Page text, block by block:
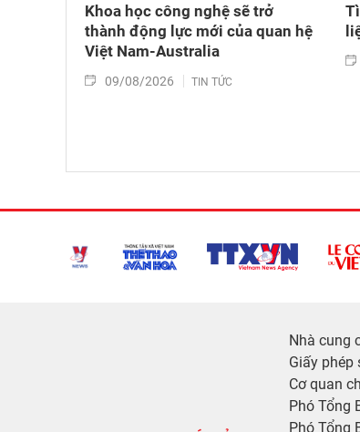
Khoa học công nghệ sẽ trở
thành động lực mới của quan hệ
Việt Nam-Australia
09/08/2026 TIN TỨC
Nhà cung
Giấy
Cơ quan
Phó Tổng
Phó Tổng